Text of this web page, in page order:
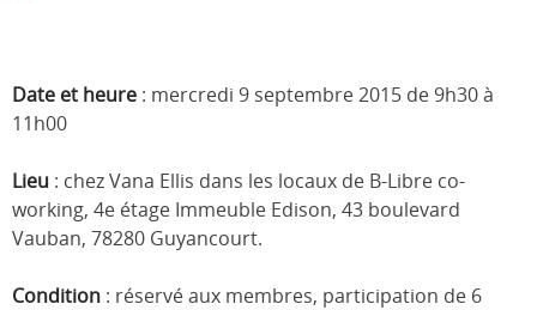
Date et heure : mercredi 9 septembre 2015 de 9h30 à
11h00
Lieu : chez Vana Ellis dans les locaux de B-Libre co-
working, 4e étage Immeuble Edison, 43 boulevard
Vauban, 78280 Guyancourt.
Condition : réservé aux membres, participation de 6